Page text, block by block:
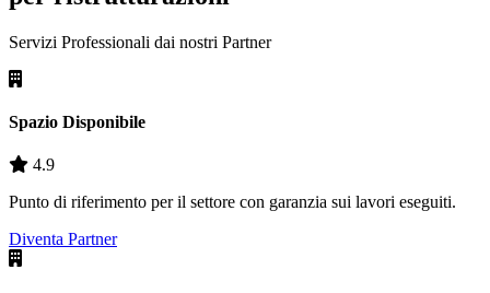
Servizi Professionali dai nostri Partner
Spazio Disponibile
4.9
Punto di riferimento per il settore con garanzia sui lavori eseguiti.
Diventa Partner